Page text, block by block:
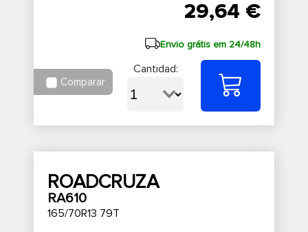
29,64 €
Envio grátis em 24/48h
Comparar
Cantidad:
ROADCRUZA
RA610
165/70R13 79T